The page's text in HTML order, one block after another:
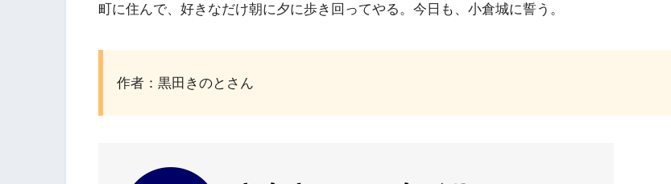
町に住んで、好きなだけ朝に夕に歩き回ってやる。今日も、小倉城に誓う。
作者：黒田きのとさん